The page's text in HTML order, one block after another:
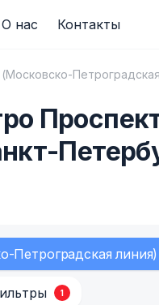
О нас Контакты
Петроградская линия)
1